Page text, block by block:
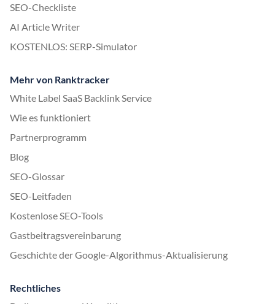
SEO-Checkliste
AI Article Writer
KOSTENLOS: SERP-Simulator
Mehr von Ranktracker
White Label SaaS Backlink Service
Wie es funktioniert
Partnerprogramm
Blog
SEO-Glossar
SEO-Leitfaden
Kostenlose SEO-Tools
Gastbeitragsvereinbarung
Geschichte der Google-Algorithmus-Aktualisierung
Rechtliches